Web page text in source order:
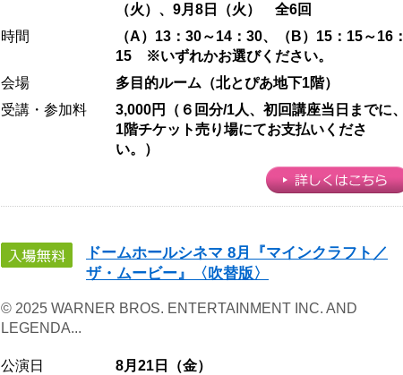
（火）、9月8日（火） 全6回
時間
（A）13：30～14：30、（B）15：15～16：
15 ※いずれかお選びください。
会場
多目的ルーム（北とぴあ地下1階）
受講・参加料
3,000円（６回分/1人、初回講座当日までに、
1階チケット売り場にてお支払いくださ
い。）
ドームホールシネマ 8月『マインクラフト／
ザ・ムービー』〈吹替版〉
© 2025 WARNER BROS. ENTERTAINMENT INC. AND
LEGENDA...
公演日
8月21日（金）